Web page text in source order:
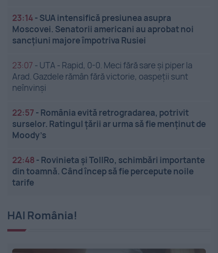
23:14- SUA intensifică presiunea asupra
Moscovei. Senatorii americani au aprobat noi
sancțiuni majore împotriva Rusiei
23:07 - UTA - Rapid, 0-0. Meci fără sare și piper la
Arad. Gazdele rămân fără victorie, oaspeții sunt
neînvinși
22:57 - România evită retrogradarea, potrivit
surselor. Ratingul țării ar urma să fie menținut de
Moody’s
22:48 - Rovinieta și TollRo, schimbări importante
din toamnă. Când încep să fie percepute noile
tarife
HAI România!